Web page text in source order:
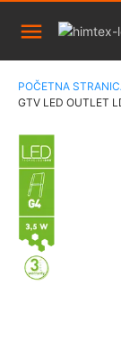
POČETNA
GTV LED OUTLET